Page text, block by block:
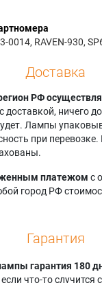
0014, RAVEN-930,
Доставка
РФ
ничего
Лампы
при
платежом с
город РФ
Гарантия
гарантия 180
если что-то